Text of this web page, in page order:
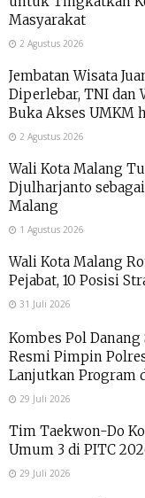
Masyarakat
2 Agustus 2026
Jembatan Wisata
Diperlebar, TNI dan
Buka Akses UMKM
2 Agustus 2026
Wali Kota Malang
Djulharjanto
Malang
1 Agustus 2026
Wali Kota Malang
Pejabat, 10 Posisi
31 Juli 2026
Kombes Pol
Resmi Pimpin
Lanjutkan Program
29 Juli 2026
Tim Taekwon-Do
Umum 3 di PITC
29 Juli 2026